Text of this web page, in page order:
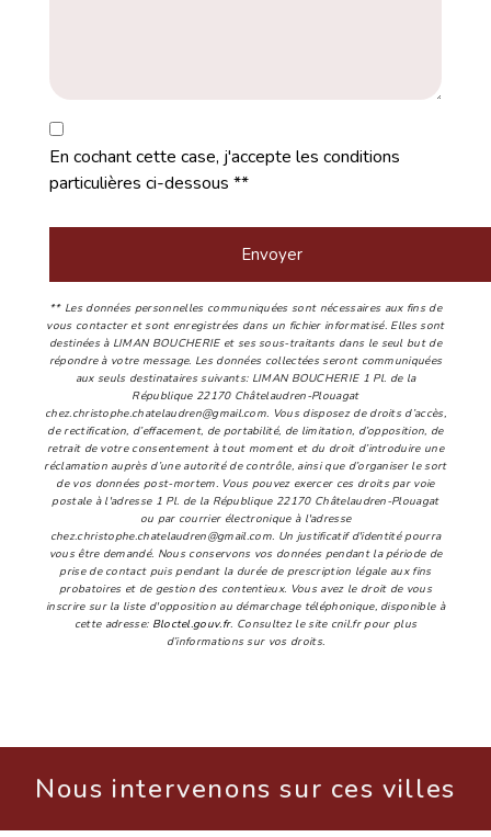
En cochant cette case, j'accepte les conditions
particulières ci-dessous **
Envoyer
** Les données personnelles communiquées sont nécessaires aux fins de
vous contacter et sont enregistrées dans un fichier informatisé. Elles sont
destinées à LIMAN BOUCHERIE et ses sous-traitants dans le seul but de
répondre à votre message. Les données collectées seront communiquées
aux seuls destinataires suivants: LIMAN BOUCHERIE 1 Pl. de la
République 22170 Châtelaudren-Plouagat
chez.christophe.chatelaudren@gmail.com. Vous disposez de droits d’accès,
de rectification, d’effacement, de portabilité, de limitation, d’opposition, de
retrait de votre consentement à tout moment et du droit d’introduire une
réclamation auprès d’une autorité de contrôle, ainsi que d’organiser le sort
de vos données post-mortem. Vous pouvez exercer ces droits par voie
postale à l'adresse 1 Pl. de la République 22170 Châtelaudren-Plouagat
ou par courrier électronique à l'adresse
chez.christophe.chatelaudren@gmail.com. Un justificatif d'identité pourra
vous être demandé. Nous conservons vos données pendant la période de
prise de contact puis pendant la durée de prescription légale aux fins
probatoires et de gestion des contentieux. Vous avez le droit de vous
inscrire sur la liste d'opposition au démarchage téléphonique, disponible à
cette adresse: Bloctel.gouv.fr. Consultez le site cnil.fr pour plus
d’informations sur vos droits.
Nous intervenons sur ces villes